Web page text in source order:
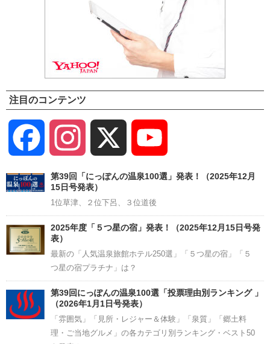
注目のコンテンツ
Facebook Instagram
Channel
第39回「にっぽんの温泉100選」発表！（2025年12月
15日号発表）
1位草津、２位下呂、３位道後
2025年度「５つ星の宿」発表！（2025年12月15日号発
表）
最新の「人気温泉旅館ホテル250選」「５つ星の宿」「５
つ星の宿プラチナ」は？
第39回にっぽんの温泉100選「投票理由別ランキング 」
（2026年1月1日号発表）
「雰囲気」「見所・レジャー＆体験」「泉質」「郷土料
理・ご当地グルメ」の各カテゴリ別ランキング・ベスト50